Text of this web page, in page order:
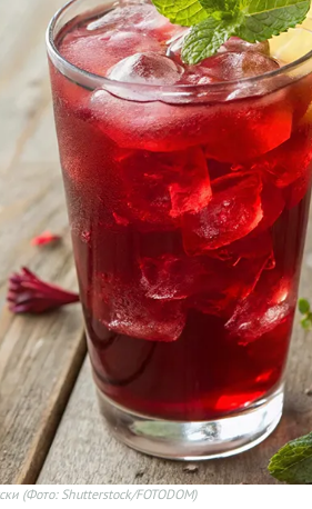
(Фото: Shutterstock/FOTODOM)